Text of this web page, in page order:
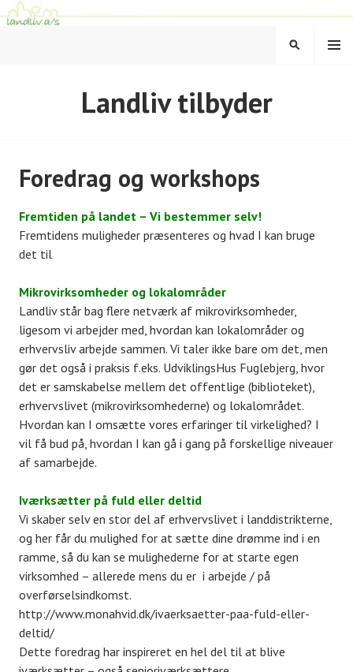
Hop
til
LANDLIV
MENU
SØG
Landliv tilbyder
Foredrag og workshops
Fremtiden på landet – Vi bestemmer selv!
Fremtidens muligheder præsenteres og hvad I kan bruge
det til
Mikrovirksomheder og lokalområder
Landliv står bag flere netværk af mikrovirksomheder,
ligesom vi arbejder med, hvordan kan lokalområder og
erhvervsliv arbejde sammen. Vi taler ikke bare om det, men
gør det også i praksis f.eks. UdviklingsHus Fuglebjerg, hvor
det er samskabelse mellem det offentlige (biblioteket),
erhvervslivet (mikrovirksomhederne) og lokalområdet.
Hvordan kan I omsætte vores erfaringer til virkelighed? I
vil få bud på, hvordan I kan gå i gang på forskellige niveauer
af samarbejde.
Iværksætter på fuld eller deltid
Vi skaber selv en stor del af erhvervslivet i landdistrikterne,
og her får du mulighed for at sætte dine drømme ind i en
ramme, så du kan se mulighederne for at starte egen
virksomhed – allerede mens du er i arbejde / på
overførselsindkomst.
http://www.monahvid.dk/ivaerksaetter-paa-fuld-eller-
deltid/
Dette foredrag har inspireret en hel del til at blive